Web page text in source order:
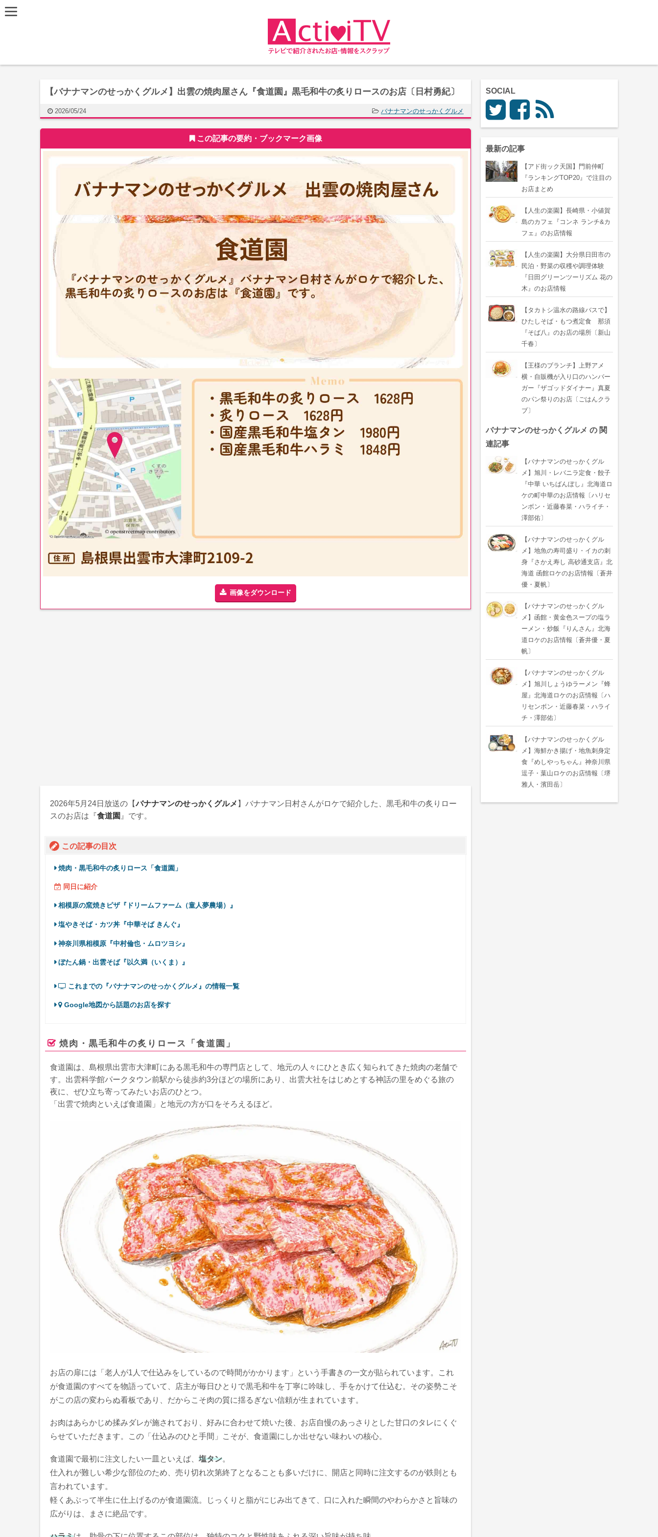
【バナナマンのせっかくグルメ】出雲の焼肉屋さん『食道園』黒毛和牛の炙りロースのお店〔日村勇紀〕
2026/05/24 バナナマンのせっかくグルメ
この記事の要約・ブックマーク画像
画像をダウンロード
2026年5月24日 放送の【バナナマンのせっかくグルメ 】バナナマン日村さんがロケで紹介した、黒毛和牛の炙りロー
スのお店は『食道園 』です。
この記事の目次
焼肉・黒毛和牛の炙りロース「食道園」
同日に紹介
相模原の窯焼きピザ『ドリームファーム（童人夢農場）』
塩やきそば・カツ丼『中華そば きんぐ』
神奈川県相模原『中村倫也・ムロツヨシ』
ぼたん鍋・出雲そば『以久満（いくま）』
これまでの『バナナマンのせっかくグルメ』の情報一覧
Google地図から話題のお店を探す
焼肉・黒毛和牛の炙りロース「食道園」
食道園は、島根県出雲市大津町にある黒毛和牛の専門店として、地元の人々にひとき広く知られてきた焼肉の老舗で
す。出雲科学館パークタウン前駅から徒歩約3分ほどの場所にあり、出雲大社をはじめとする神話の里をめぐる旅の
夜に、ぜひ立ち寄ってみたいお店のひとつ。
「出雲で焼肉といえば食道園」と地元の方が口をそろえるほど。
お店の扉には「老人が1人で仕込みをしているので時間がかかります」という手書きの一文が貼られています。これ
が食道園のすべてを物語っていて、店主が毎日ひとりで黒毛和牛を丁寧に吟味し、手をかけて仕込む。その姿勢こそ
がこの店の変わらぬ看板であり、だからこそ肉の質に揺るぎない信頼が生まれています。
お肉はあらかじめ揉みダレが施されており、好みに合わせて焼いた後、お店自慢のあっさりとした甘口のタレにくぐ
らせていただきます。この「仕込みのひと手間」こそが、食道園にしか出せない味わいの核心。
食道園で最初に注文したい一皿といえば、 塩タン。
仕入れが難しい希少な部位のため、売り切れ次第終了となることも多いだけに、開店と同時に注文するのが鉄則とも
言われています。
軽くあぶって半生に仕上げるのが食道園流。じっくりと脂がにじみ出てきて、口に入れた瞬間のやわらかさと旨味の
広がりは、まさに絶品です。
SOCIAL
最新の記事
【アド街ック天国】門前仲町
『ランキングTOP20』で注目の
お店まとめ
【人生の楽園】長崎県・小値賀
島のカフェ『コンネ ランチ&カ
フェ』のお店情報
【人生の楽園】大分県日田市の
民泊・野菜の収穫や調理体験
『日田グリーンツーリズム 花の
木』のお店情報
【タカトシ温水の路線バスで】
ひたしそば・もつ煮定食 那須
『そば八』のお店の場所〔新山
千春〕
【王様のブランチ】上野アメ
横・自販機が入り口のハンバー
ガー『ザゴッドダイナー』真夏
のパン祭りのお店〔ごはんクラ
ブ〕
バナナマンのせっかくグルメ の 関
連記事
【バナナマンのせっかくグル
メ】旭川・レバニラ定食・餃子
『中華 いちばんぼし』北海道ロ
ケの町中華のお店情報〔ハリセ
ンボン・近藤春菜・ハライチ・
澤部佑〕
【バナナマンのせっかくグル
メ】地魚の寿司盛り・イカの刺
身『さかえ寿し 高砂通支店』北
海道 函館ロケのお店情報〔蒼井
優・夏帆〕
【バナナマンのせっかくグル
メ】函館・黄金色スープの塩ラ
ーメン・炒飯『りんさん』北海
道ロケのお店情報〔蒼井優・夏
帆〕
【バナナマンのせっかくグル
メ】旭川しょうゆラーメン『蜂
屋』北海道ロケのお店情報〔ハ
リセンボン・近藤春菜・ハライ
チ・澤部佑〕
【バナナマンのせっかくグル
メ】海鮮かき揚げ・地魚刺身定
食『めしやっちゃん』神奈川県
逗子・葉山ロケのお店情報〔堺
雅人・濱田岳〕